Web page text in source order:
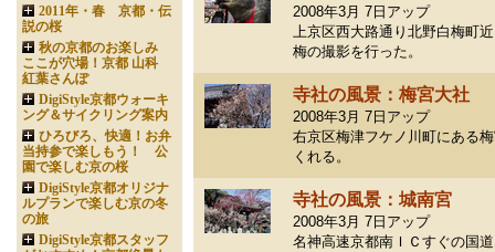
2008年3月 7日アップ
上京区西大路通り北野白梅町
梅の撮影を行った。
寺社の風景：梅宮大社
2008年3月 7日アップ
右京区梅津フケノ川町にある
くれる。
寺社の風景：城南宮
2008年3月 7日アップ
名神高速京都南ＩＣすぐの国
2011年・春 京都・伝
説の桜
秋の京都のお楽しみ
ここが穴場！京都 山科
紅葉さんぽ
DigiStyle京都ウォーキ
ング＆サイクリング案内
ひろびろ、快適！お弁
当持参で楽しもう！ 公
園で楽しむ京の桜
DigiStyle京都オリジナ
ルプランで楽しむ京の冬
の旅
DigiStyle京都スタッフ